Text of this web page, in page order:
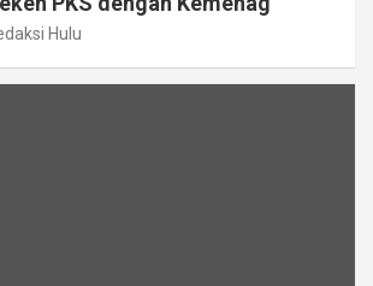
Hulu